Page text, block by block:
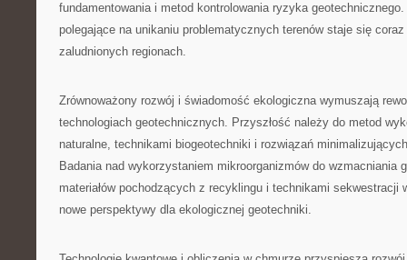
fundamentowania i metod kontrolowania ryzyka
polegające na unikaniu problematycznych terenów staje się
zaludnionych regionach.
Zrównoważony rozwój i świadomość ekologiczna wymuszają
technologiach geotechnicznych. Przyszłość należy do metod
naturalne, technikami biogeotechniki i rozwiązań
Badania nad wykorzystaniem mikroorganizmów do wzmacniania
materiałów pochodzących z recyklingu i technikami sekwestracji
nowe perspektywy dla ekologicznej geotechniki.